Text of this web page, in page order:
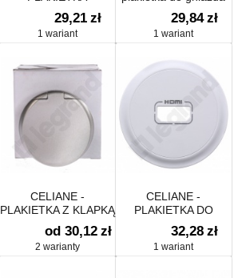
TERMOSTATU
POKOJOWEGO
29,21 zł
1 wariant
pojedynczego z
blokadą
29,84 zł
1 wariant
CELIANE -
PLAKIETKA Z KLAPKĄ
GNIAZDA 2P+Z
od 30,12 zł
2 warianty
CELIANE -
PLAKIETKA DO
GNIAZD HDMI
32,28 zł
1 wariant